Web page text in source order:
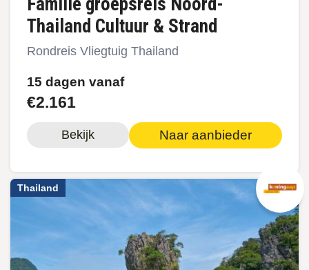
Thailand Cultuur & Strand
Rondreis Vliegtuig Thailand
15 dagen vanaf
€2.161
Bekijk Naar aanbieder
Thailand